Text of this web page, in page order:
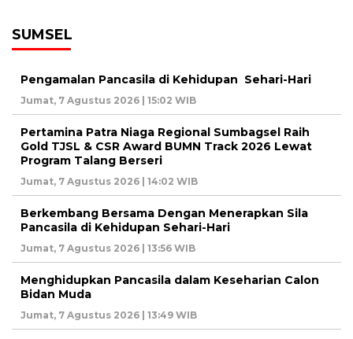
SUMSEL
Pengamalan Pancasila di Kehidupan Sehari-Hari
Jumat, 7 Agustus 2026 | 15:02 WIB
Pertamina Patra Niaga Regional Sumbagsel Raih
Gold TJSL & CSR Award BUMN Track 2026 Lewat
Program Talang Berseri
Jumat, 7 Agustus 2026 | 14:02 WIB
Berkembang Bersama Dengan Menerapkan Sila
Pancasila di Kehidupan Sehari-Hari
Jumat, 7 Agustus 2026 | 13:56 WIB
Menghidupkan Pancasila dalam Keseharian Calon
Bidan Muda
Jumat, 7 Agustus 2026 | 13:49 WIB